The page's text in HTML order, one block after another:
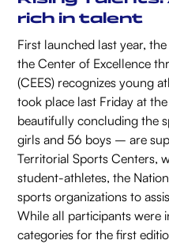
rich in talent
First launched last year,
the Center of Excellence
(CEES) recognizes young
took place last Friday at
beautifully concluding the
girls and 56 boys – are
Territorial Sports Centers,
student-athletes, the
sports organizations to
While all participants were
categories for the first